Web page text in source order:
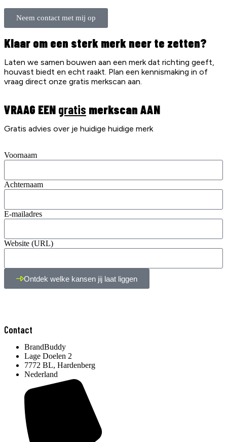
Neem contact met mij op
Klaar om een sterk merk neer te zetten?
Laten we samen bouwen aan een merk dat richting geeft,
houvast biedt en echt raakt. Plan een kennismaking in of
vraag direct onze gratis merkscan aan.
VRAAG EEN gratis merkscan AAN
Gratis advies over je huidige huidige merk
Voornaam
Achternaam
E-mailadres
Website (URL)
Ontdek welke kansen jij laat liggen
Contact
BrandBuddy
Lage Doelen 2
7772 BL, Hardenberg
Nederland